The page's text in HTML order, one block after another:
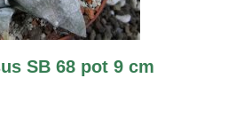
SB 68 pot 9 cm